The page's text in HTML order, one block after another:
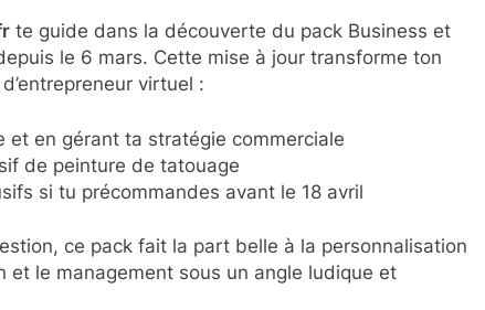
te guide dans la découverte du pack Business et
le 6 mars. Cette mise à jour transforme ton
virtuel :
en gérant ta stratégie commerciale
de peinture de tatouage
si tu précommandes avant le 18 avril
ce pack fait la part belle à la personnalisation
le management sous un angle ludique et